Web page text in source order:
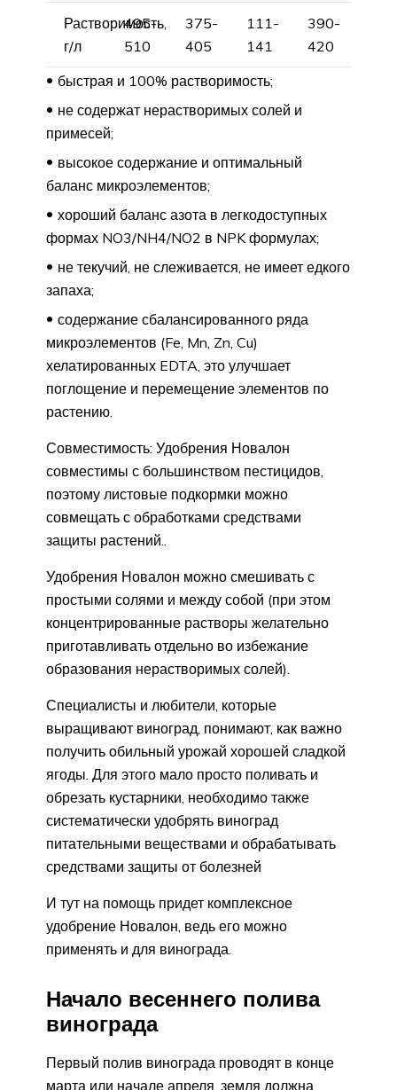
Растворимость,
г/л
495-
510
375-
405
111-
141
390-
420
быстрая и 100% растворимость;
не содержат нерастворимых солей и
примесей;
высокое содержание и оптимальный
баланс микроэлементов;
хороший баланс азота в легкодоступных
формах NO3/NH4/NO2 в NPK формулах;
не текучий, не слеживается, не имеет едкого
запаха;
содержание сбалансированного ряда
микроэлементов (Fe, Mn, Zn, Cu)
хелатированных EDTA, это улучшает
поглощение и перемещение элементов по
растению.
Совместимость: Удобрения Новалон
совместимы с большинством пестицидов,
поэтому листовые подкормки можно
совмещать с обработками средствами
защиты растений..
Удобрения Новалон можно смешивать с
простыми солями и между собой (при этом
концентрированные растворы желательно
приготавливать отдельно во избежание
образования нерастворимых солей).
Специалисты и любители, которые
выращивают виноград, понимают, как важно
получить обильный урожай хорошей сладкой
ягоды. Для этого мало просто поливать и
обрезать кустарники, необходимо также
систематически удобрять виноград
питательными веществами и обрабатывать
средствами защиты от болезней
И тут на помощь придет комплексное
удобрение Новалон, ведь его можно
применять и для винограда.
Начало весеннего полива
винограда
Первый полив винограда проводят в конце
марта или начале апреля, земля должна